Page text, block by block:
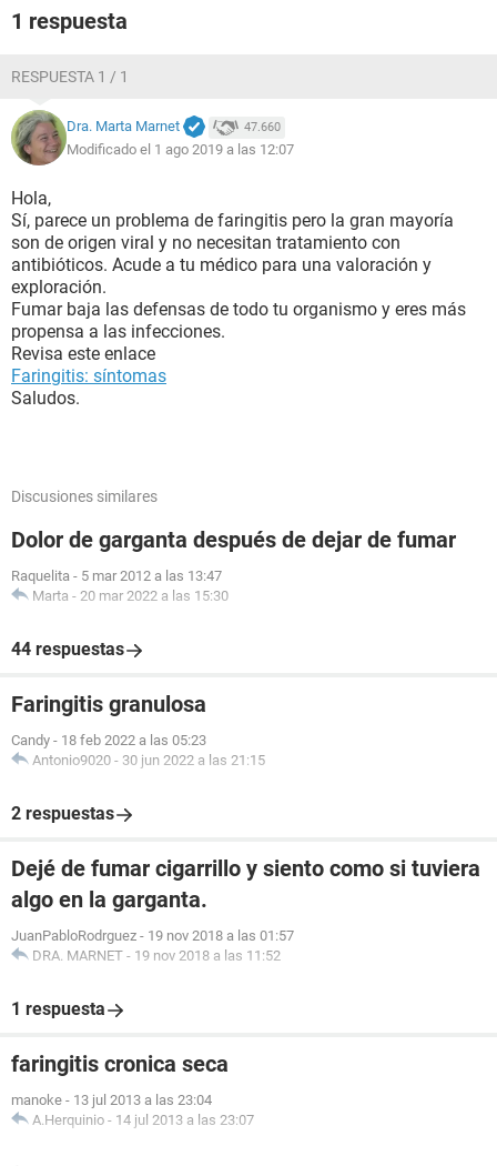
Y ahí se ve lo que es toda la zona "dañada":
1 respuesta
RESPUESTA 1 / 1
Dra. Marta Marnet 47.660
Modificado el 1 ago 2019 a las 12:07
Hola,
Sí, parece un problema de faringitis pero la gran mayoría
son de origen viral y no necesitan tratamiento con
antibióticos. Acude a tu médico para una valoración y
exploración.
Fumar baja las defensas de todo tu organismo y eres más
propensa a las infecciones.
Revisa este enlace
Faringitis: síntomas
Saludos.
Discusiones similares
Dolor de garganta después de dejar de fumar
Raquelita - 5 mar 2012 a las 13:47
Marta - 20 mar 2022 a las 15:30
44 respuestas
Faringitis granulosa
Candy - 18 feb 2022 a las 05:23
Antonio9020 - 30 jun 2022 a las 21:15
2 respuestas
Dejé de fumar cigarrillo y siento como si tuviera
algo en la garganta.
JuanPabloRodrguez - 19 nov 2018 a las 01:57
DRA. MARNET - 19 nov 2018 a las 11:52
1 respuesta
faringitis cronica seca
manoke - 13 jul 2013 a las 23:04
A.Herquinio - 14 jul 2013 a las 23:07